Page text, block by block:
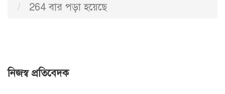
264 বার পড়া হয়েছে
নিজস্ব প্রতিবেদক